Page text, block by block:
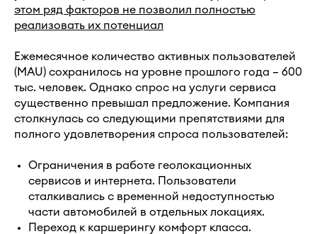
этом ряд факторов не позволил полностью
реализовать их потенциал
Ежемесячное количество активных пользователей
(MAU) сохранилось на уровне прошлого года – 600
тыс. человек. Однако спрос на услуги сервиса
существенно превышал предложение. Компания
столкнулась со следующими препятствиями для
полного удовлетворения спроса пользователей:
Ограничения в работе геолокационных
сервисов и интернета. Пользователи
сталкивались с временной недоступностью
части автомобилей в отдельных локациях.
Переход к каршерингу комфорт класса.